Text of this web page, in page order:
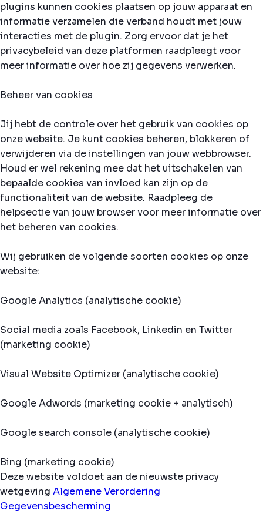
plugins kunnen cookies plaatsen op jouw apparaat en
informatie verzamelen die verband houdt met jouw
interacties met de plugin. Zorg ervoor dat je het
privacybeleid van deze platformen raadpleegt voor
meer informatie over hoe zij gegevens verwerken.
Beheer van cookies
Jij hebt de controle over het gebruik van cookies op
onze website. Je kunt cookies beheren, blokkeren of
verwijderen via de instellingen van jouw webbrowser.
Houd er wel rekening mee dat het uitschakelen van
bepaalde cookies van invloed kan zijn op de
functionaliteit van de website. Raadpleeg de
helpsectie van jouw browser voor meer informatie over
het beheren van cookies.
Wij gebruiken de volgende soorten cookies op onze
website:
Google Analytics (analytische cookie)
Social media zoals Facebook, Linkedin en Twitter
(marketing cookie)
Visual Website Optimizer (analytische cookie)
Google Adwords (marketing cookie + analytisch)
Google search console (analytische cookie)
Bing (marketing cookie)
Deze website voldoet aan de nieuwste privacy
wetgeving Algemene Verordering
Gegevensbescherming